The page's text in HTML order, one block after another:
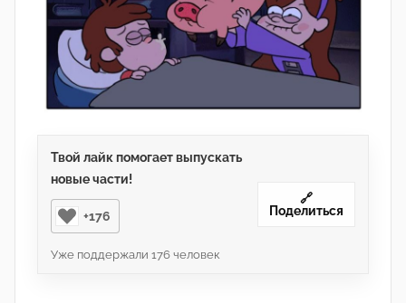
Твой лайк помогает выпускать
новые части!
+176
Уже поддержали 176 человек
🔗
Поделиться